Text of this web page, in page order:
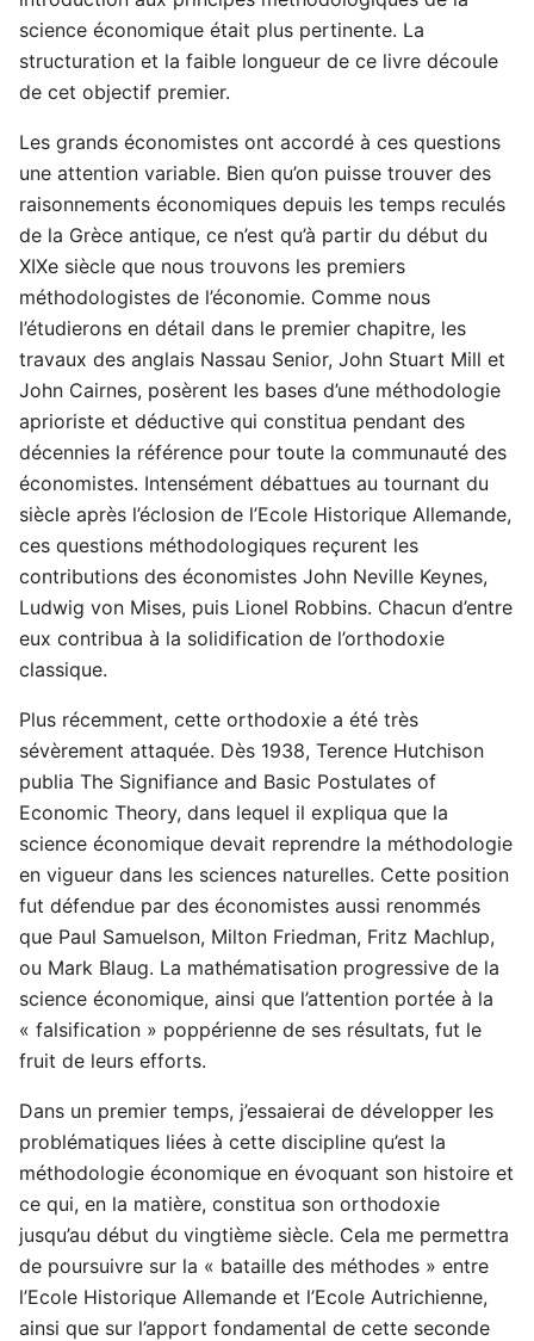
science économique était plus pertinente. La
structuration et la faible longueur de ce livre découle
de cet objectif premier.
Les grands économistes ont accordé à ces questions
une attention variable. Bien qu’on puisse trouver des
raisonnements économiques depuis les temps reculés
de la Grèce antique, ce n’est qu’à partir du début du
XIXe siècle que nous trouvons les premiers
méthodologistes de l’économie. Comme nous
l’étudierons en détail dans le premier chapitre, les
travaux des anglais Nassau Senior, John Stuart Mill et
John Cairnes, posèrent les bases d’une méthodologie
aprioriste et déductive qui constitua pendant des
décennies la référence pour toute la communauté des
économistes. Intensément débattues au tournant du
siècle après l’éclosion de l’Ecole Historique Allemande,
ces questions méthodologiques reçurent les
contributions des économistes John Neville Keynes,
Ludwig von Mises, puis Lionel Robbins. Chacun d’entre
eux contribua à la solidification de l’orthodoxie
classique.
Plus récemment, cette orthodoxie a été très
sévèrement attaquée. Dès 1938, Terence Hutchison
publia The Signifiance and Basic Postulates of
Economic Theory, dans lequel il expliqua que la
science économique devait reprendre la méthodologie
en vigueur dans les sciences naturelles. Cette position
fut défendue par des économistes aussi renommés
que Paul Samuelson, Milton Friedman, Fritz Machlup,
ou Mark Blaug. La mathématisation progressive de la
science économique, ainsi que l’attention portée à la
« falsification » poppérienne de ses résultats, fut le
fruit de leurs efforts.
Dans un premier temps, j’essaierai de développer les
problématiques liées à cette discipline qu’est la
méthodologie économique en évoquant son histoire et
ce qui, en la matière, constitua son orthodoxie
jusqu’au début du vingtième siècle. Cela me permettra
de poursuivre sur la « bataille des méthodes » entre
l’Ecole Historique Allemande et l’Ecole Autrichienne,
ainsi que sur l’apport fondamental de cette seconde